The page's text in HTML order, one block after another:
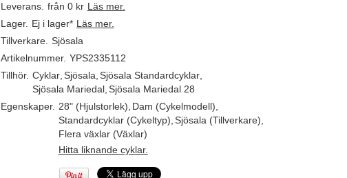
Leverans. från 0 kr Läs mer.
Lager. Ej i lager* Läs mer.
Tillverkare. Sjösala
Artikelnummer. YPS2335112
Tillhör. Cyklar, Sjösala Sjösala Standardcyklar,
Sjösala Mariedal, Sjösala Mariedal 28
Egenskaper. 28" (Hjulstorlek) Dam (Cykelmodell)
Standardcyklar (Cykeltyp) Sjösala (Tillverkare)
Flera växlar (Växlar)
Hitta liknande cyklar.